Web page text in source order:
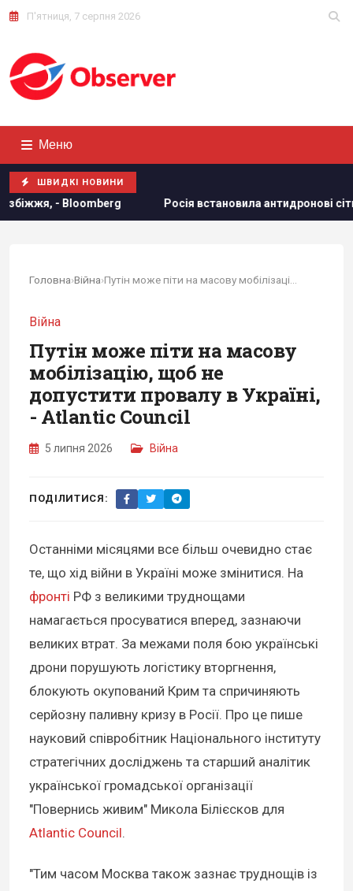
П'ятниця, 7 серпня 2026
Меню
ШВИДКІ НОВИНИ
встановила антидронові сітки на своїх субмаринах,
Головна›Війна›
Війна
Путін може піти на масову
мобілізацію, щоб не
допустити провалу в Україні,
- Atlantic Council
5 липня 2026 Війна
ПОДІЛИТИСЯ:
Останніми місяцями все більш очевидно стає
те, що хід війни в Україні може змінитися. На
фронті РФ з великими труднощами
намагається просуватися вперед, зазнаючи
великих втрат. За межами поля бою українські
дрони порушують логістику вторгнення,
блокують окупований Крим та спричиняють
серйозну паливну кризу в Росії. Про це пише
науковий співробітник Національного інституту
стратегічних досліджень та старший аналітик
української громадської організації
"Повернись живим" Микола Білієсков для
Atlantic Council.
"Тим часом Москва також зазнає труднощів із